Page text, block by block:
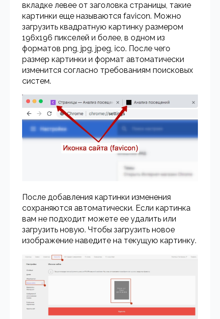
вкладке левее от заголовка страницы, такие
картинки еще называются favicon. Можно
загрузить квадратную картинку размером
196x196 пикселей и более, в одном из
форматов png, jpg, jpeg, ico. После чего
размер картинки и формат автоматически
изменится согласно требованиям поисковых
систем.
После добавления картинки изменения
сохраняются автоматически. Если картинка
вам не подходит можете ее удалить или
загрузить новую. Чтобы загрузить новое
изображение наведите на текущую картинку.